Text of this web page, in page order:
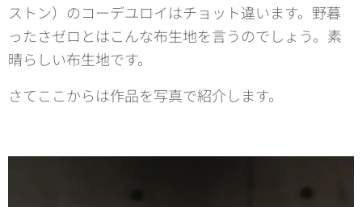
ストン）のコーデユロイはチョット違います。野暮
ったさゼロとはこんな布生地を言うのでしょう。素
晴らしい布生地です。
さてここからは作品を写真で紹介します。